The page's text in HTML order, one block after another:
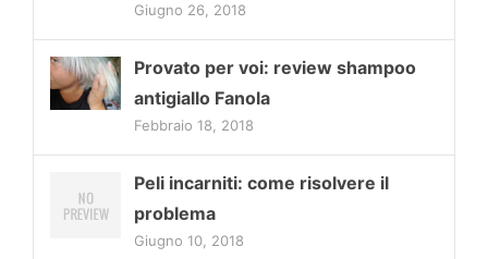
Giugno 26, 2018
Provato per voi: review shampoo
antigiallo Fanola
Febbraio 18, 2018
Peli incarniti: come risolvere il
problema
Giugno 10, 2018